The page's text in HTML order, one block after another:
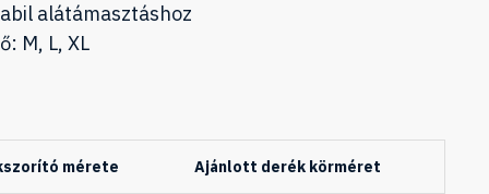
alátámasztáshoz
M, L, XL
mérete Ajánlott derék körméret